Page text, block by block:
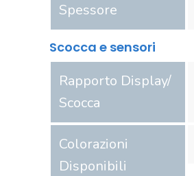
Spessore
Scocca e sensori
Rapporto Display/
Scocca
Colorazioni
Disponibili